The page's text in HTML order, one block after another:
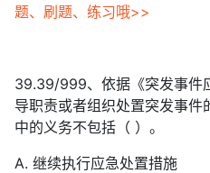
题、刷题、练习哦>>
39.39/999、依据《突发事件
导职责或者组织处置突发事
中的义务不包括（ ）。
A. 继续执行应急处置措施